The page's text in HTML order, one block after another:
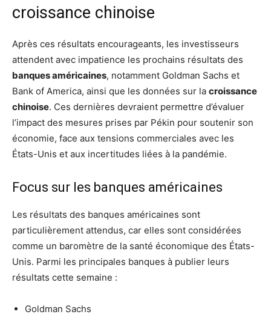
croissance chinoise
Après ces résultats encourageants, les investisseurs
attendent avec impatience les prochains résultats des
banques américaines, notamment Goldman Sachs et
Bank of America, ainsi que les données sur la croissance
chinoise. Ces dernières devraient permettre d’évaluer
l’impact des mesures prises par Pékin pour soutenir son
économie, face aux tensions commerciales avec les
États-Unis et aux incertitudes liées à la pandémie.
Focus sur les banques américaines
Les résultats des banques américaines sont
particulièrement attendus, car elles sont considérées
comme un baromètre de la santé économique des États-
Unis. Parmi les principales banques à publier leurs
résultats cette semaine :
Goldman Sachs